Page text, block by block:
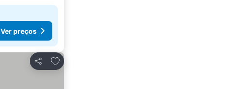
Ver preços
Partilhar
Adicionar aos favoritos